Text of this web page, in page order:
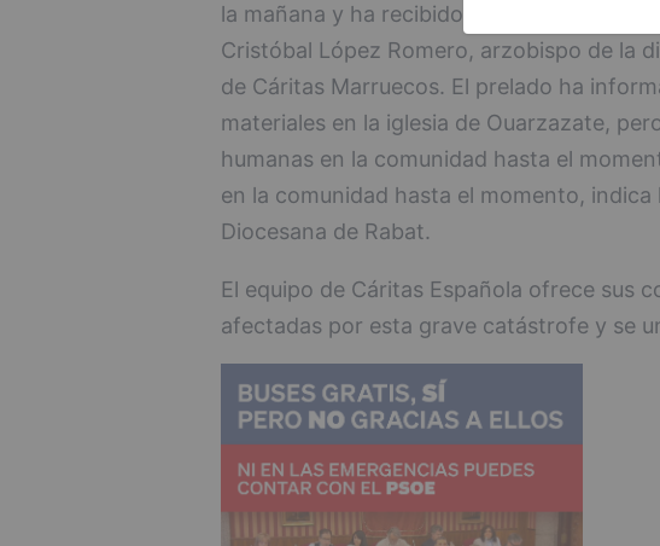
la mañana y ha recibido información
Cristóbal López Romero, arzobispo de la
de Cáritas Marruecos. El prelado ha
materiales en la iglesia de Ouarzazate,
humanas en la comunidad hasta el
en la comunidad hasta el momento,
Diocesana de Rabat.
El equipo de Cáritas Española ofrece sus
afectadas por esta grave catástrofe y se